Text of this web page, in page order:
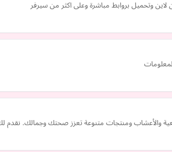
وتحميل بروابط مباشرة وعلى اكثر من سيرفر
والأعشاب ومنتجات متنوعة تعزز صحتك وجمالك. نقدم